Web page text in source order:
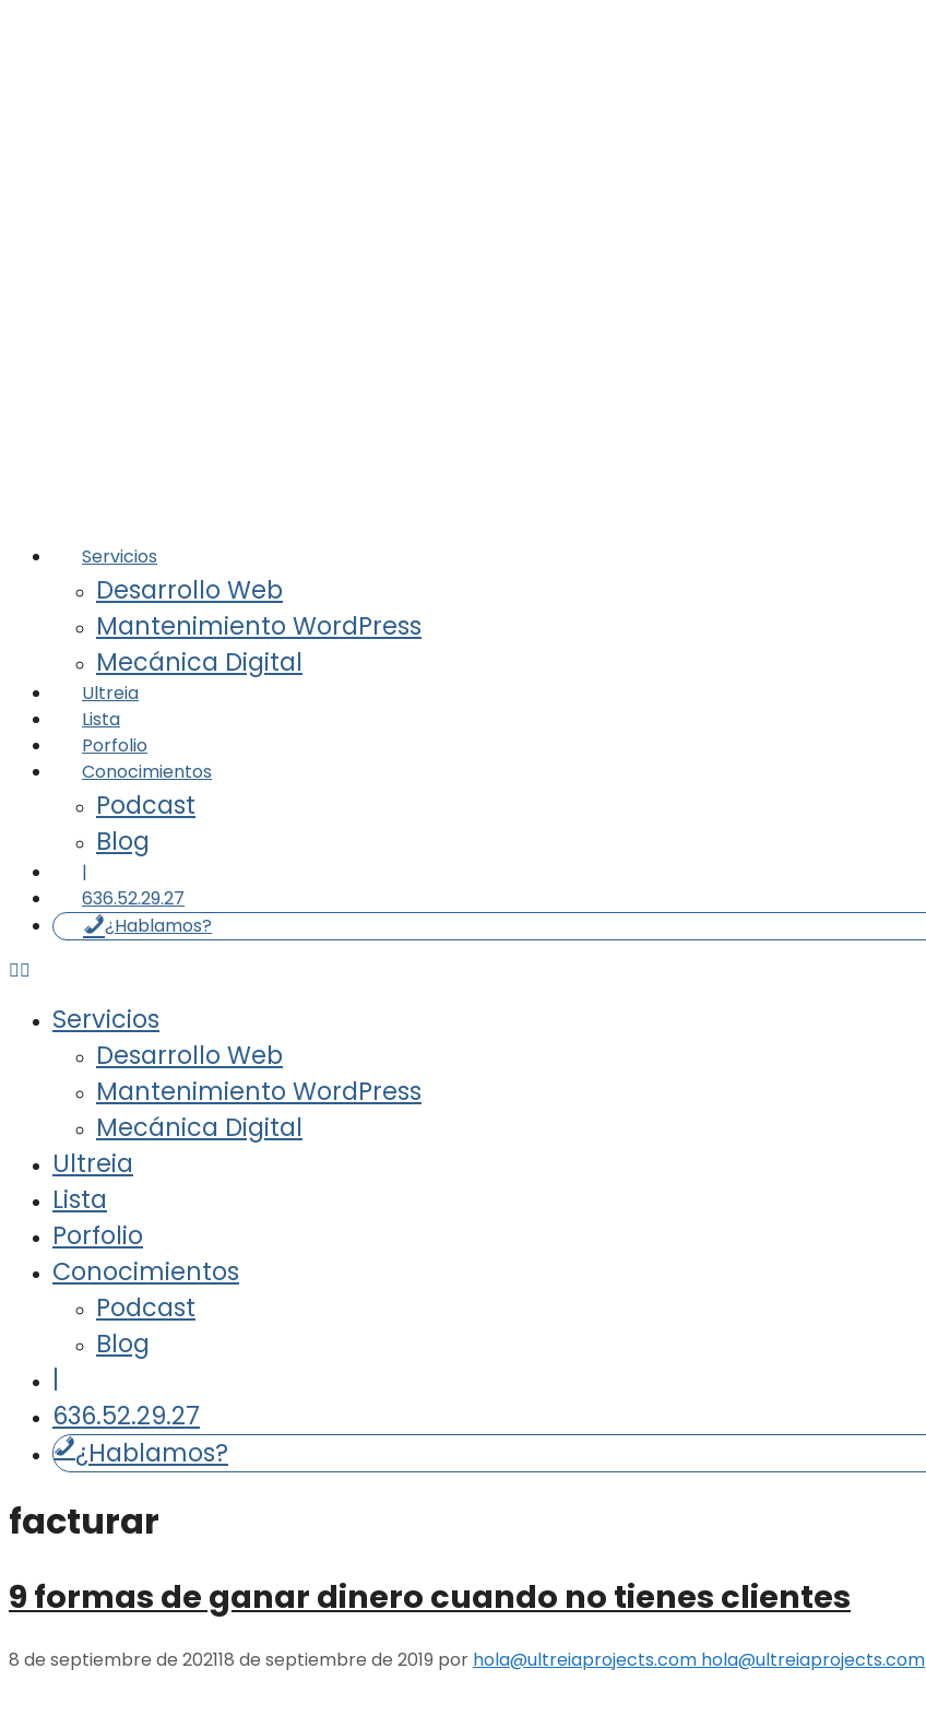
Servicios
Desarrollo Web
Mantenimiento WordPress
Mecánica Digital
Ultreia
Lista
Porfolio
Conocimientos
Podcast
Blog
|
636.52.29.27
¿Hablamos?
Servicios
Desarrollo Web
Mantenimiento WordPress
Mecánica Digital
Ultreia
Lista
Porfolio
Conocimientos
Podcast
Blog
|
636.52.29.27
¿Hablamos?
facturar
9 formas de ganar dinero cuando no tienes clientes
8 de septiembre de 202118 de septiembre de 2019 por hola@ultreiaprojects.com hola@ultreiaprojects.com